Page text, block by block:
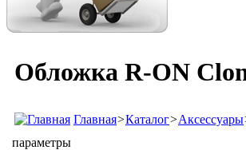
Обложка R-ON
Главная>Каталог>Аксессуары
параметры